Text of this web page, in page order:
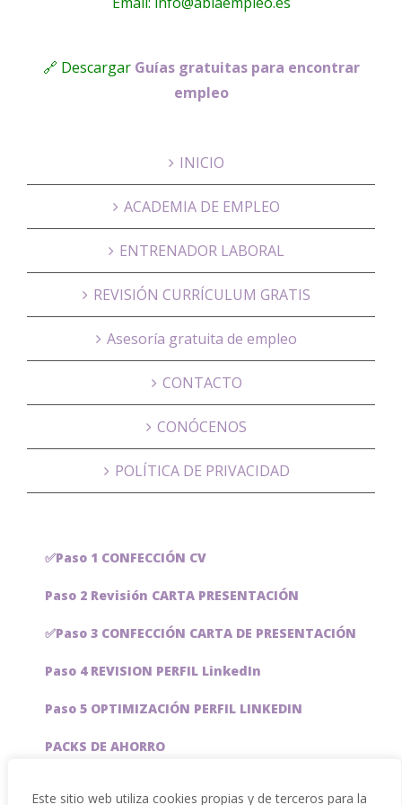
Este sitio web utiliza cookies propias y de terceros para la
🔗 Descargar Guías gratuitas para encontrar
empleo
INICIO
ACADEMIA DE EMPLEO
ENTRENADOR LABORAL
REVISIÓN CURRÍCULUM GRATIS
Asesoría gratuita de empleo
CONTACTO
CONÓCENOS
POLÍTICA DE PRIVACIDAD
✅Paso 1 CONFECCIÓN CV
Paso 2 Revisión CARTA PRESENTACIÓN
✅Paso 3 CONFECCIÓN CARTA DE PRESENTACIÓN
Paso 4 REVISION PERFIL LinkedIn
Paso 5 OPTIMIZACIÓN PERFIL LINKEDIN
PACKS DE AHORRO